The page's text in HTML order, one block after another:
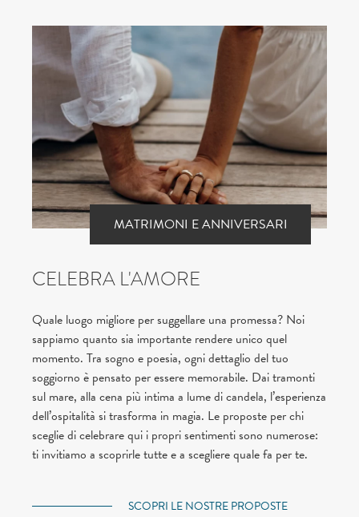
MATRIMONI E ANNIVERSARI
CELEBRA L'AMORE
Quale luogo migliore per suggellare una promessa? Noi
sappiamo quanto sia importante rendere unico quel
momento. Tra sogno e poesia, ogni dettaglio del tuo
soggiorno è pensato per essere memorabile. Dai tramonti
sul mare, alla cena più intima a lume di candela, l’esperienza
dell’ospitalità si trasforma in magia. Le proposte per chi
sceglie di celebrare qui i propri sentimenti sono numerose:
ti invitiamo a scoprirle tutte e a scegliere quale fa per te.
SCOPRI LE NOSTRE PROPOSTE